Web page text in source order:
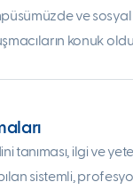
ve
konuk
tanıması, ilgi ve
sistemli,